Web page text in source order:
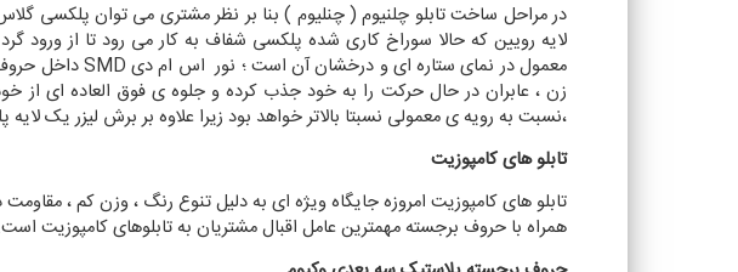
در مراحل ساخت تابلو چلنیوم ( چنلیوم ) بنا بر نظر مشتری می توان پلکسی
لایه رویین که حالا سوراخ کاری شده پلکسی شفاف به کار می رود تا از ورود
معمول در نمای ستاره ای و درخشان آن است ؛ نور اس ام دی SMDداخل
زن ، عابران در حال حرکت را به خود جذب کرده و جلوه ی فوق العاده ای از
،نسبت به رویه ی معمولی نسبتا بالاتر خواهد بود زیرا علاوه بر برش لیزر یک
تابلو های کامپوزیت
تابلو های کامپوزیت امروزه جایگاه ویژه ای به دلیل تنوع رنگ ، وزن کم ،
همراه با حروف برجسته مهمترین عامل اقبال مشتریان به تابلوهای کامپوزیت